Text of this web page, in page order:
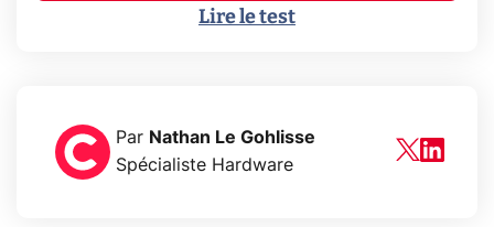
Lire le test
Par Nathan Le Gohlisse
Spécialiste Hardware